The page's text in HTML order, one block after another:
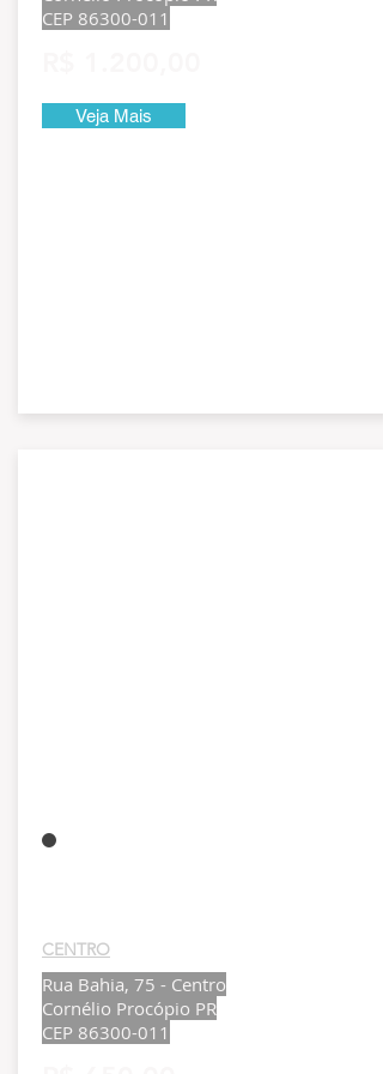
CEP 86300-011
Veja Mais
CENTRO
Rua Bahia, 75 - Centro
Cornélio Procópio PR
CEP 86300-011